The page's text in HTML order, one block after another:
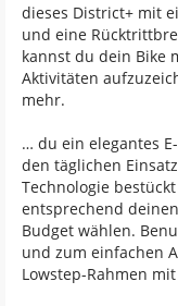
dieses District+ mit
und eine
kannst du dein Bike
Aktivitäten
mehr.
… du ein elegantes
den täglichen
Technologie
entsprechend
Budget wählen.
und zum einfachen
Lowstep-Rahmen